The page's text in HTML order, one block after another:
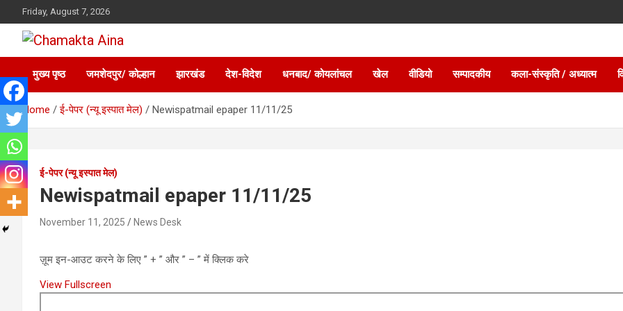
to
content
Friday, August 7, 2026
Chamakta Aina
Hindi News Paper – Jharkhand
मुख्य पृष्ठ
जमशेदपुर/ कोल्हान झारखंड देश-विदेश धनबाद/ कोयलांचल खेल वीडियो सम्पादकीय कला-संस्कृति / अध्यात्म
Home ई-पेपर (न्यू इस्पात मेल) Newispatmail epaper 11/11/25
ई-पेपर (न्यू इस्पात मेल)
Newispatmail epaper 11/11/25
November 11, 2025 News Desk
ज़ूम इन-आउट करने के लिए ” + ” और ” – ” में क्लिक करे
View Fullscreen